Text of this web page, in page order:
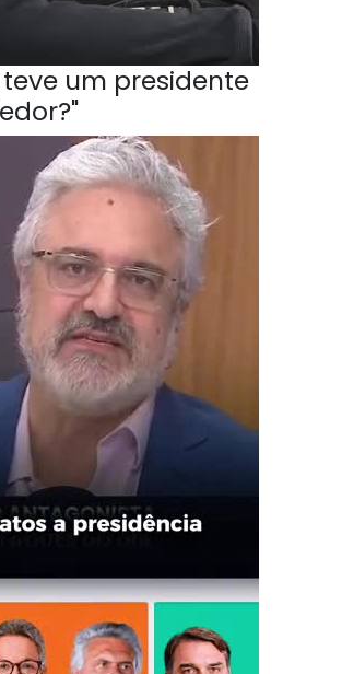
teve um presidente